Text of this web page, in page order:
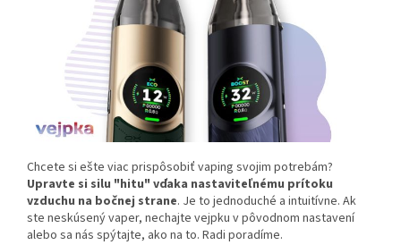
Chcete si ešte viac prispôsobiť vaping svojim potrebám?
Upravte si silu "hitu" vďaka nastaviteľnému prítoku
vzduchu na bočnej strane. Je to jednoduché a intuitívne. Ak
ste neskúsený vaper, nechajte vejpku v pôvodnom nastavení
alebo sa nás spýtajte, ako na to. Radi poradíme.